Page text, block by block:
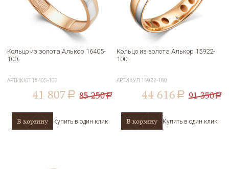
Кольцо из золота Алькор 16405-
100
АРТИКУЛ 16405-100
41 807 a 85 250a
В корзину Купить в один клик
Кольцо из золота Алькор 15922-
100
АРТИКУЛ 15922-100
44 616 a 91 350a
В корзину Купить в один клик